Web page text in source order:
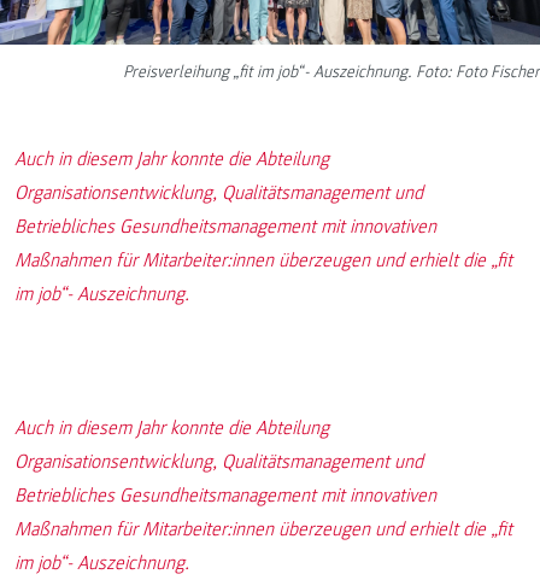
Preisverleihung „fit im job“- Auszeichnung. Foto: Foto Fischer
Auch in diesem Jahr konnte die Abteilung
Organisationsentwicklung, Qualitätsmanagement und
Betriebliches Gesundheitsmanagement mit innovativen
Maßnahmen für Mitarbeiter:innen überzeugen und erhielt die „fit
im job“- Auszeichnung.
Auch in diesem Jahr konnte die Abteilung
Organisationsentwicklung, Qualitätsmanagement und
Betriebliches Gesundheitsmanagement mit innovativen
Maßnahmen für Mitarbeiter:innen überzeugen und erhielt die „fit
im job“- Auszeichnung.